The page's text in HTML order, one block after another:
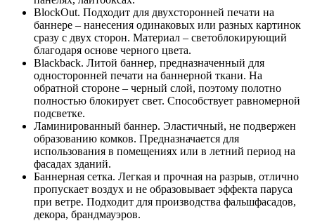
BlockOut. Подходит для двухсторонней печати на
баннере – нанесения одинаковых или разных картинок
сразу с двух сторон. Материал – светоблокирующий
благодаря основе черного цвета.
Blackback. Литой баннер, предназначенный для
односторонней печати на баннерной ткани. На
обратной стороне – черный слой, поэтому полотно
полностью блокирует свет. Способствует равномерной
подсветке.
Ламинированный баннер. Эластичный, не подвержен
образованию комков. Предназначается для
использования в помещениях или в летний период на
фасадах зданий.
Баннерная сетка. Легкая и прочная на разрыв, отлично
пропускает воздух и не образовывает эффекта паруса
при ветре. Подходит для производства фальшфасадов,
декора, брандмауэров.